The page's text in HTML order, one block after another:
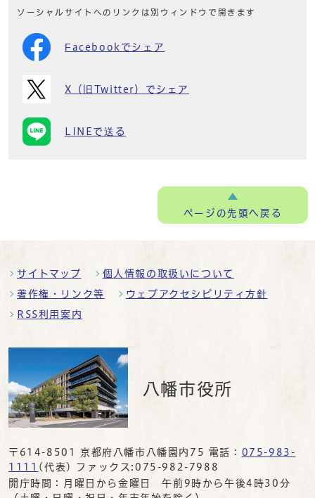
ソーシャルサイトへのリンクは別ウィンドウで開きます
Facebookでシェア
X（旧Twitter）でシェア
LINEで送る
ページの先頭へ戻る
サイトマップ 個人情報の取扱いについて
著作権・リンク等 ウェブアクセシビリティ方針
RSS利用案内
八幡市役所
〒614-8501 京都府八幡市八幡園内75 電話： 075-983-
1111 (代表) ファックス:075-982-7988
開庁時間：月曜日から金曜日 午前9時から午後4時30分